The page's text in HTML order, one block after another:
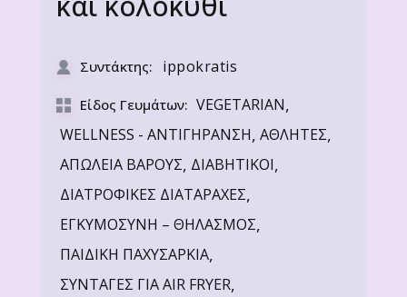
Συντάκτης: ippokratis
Είδος Γευμάτων: VEGETARIAN,
WELLNESS - ΑΝΤΙΓΗΡΑΝΣΗ, ΑΘΛΗΤΕΣ,
ΑΠΩΛΕΙΑ ΒΑΡΟΥΣ, ΔΙΑΒΗΤΙΚΟΙ,
ΔΙΑΤΡΟΦΙΚΕΣ ΔΙΑΤΑΡΑΧΕΣ,
ΕΓΚΥΜΟΣΥΝΗ – ΘΗΛΑΣΜΟΣ,
ΠΑΙΔΙΚΗ ΠΑΧΥΣΑΡΚΙΑ,
ΣΥΝΤΑΓΕΣ ΓΙΑ AIR FRYER,